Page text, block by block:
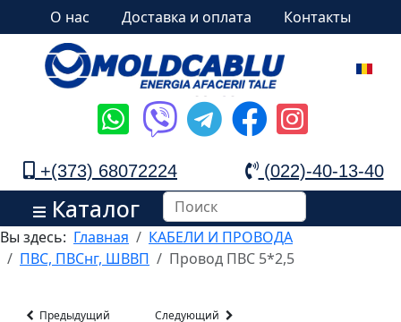
О нас Доставка и оплата Контакты
+(373) 68072224 (022)-40-13-40
Каталог
Вы здесь: Главная
КАБЕЛИ И ПРОВОДА
ПВС, ПВСнг, ШВВП
Провод ПВС 5*2,5
Предыдущий Следующий